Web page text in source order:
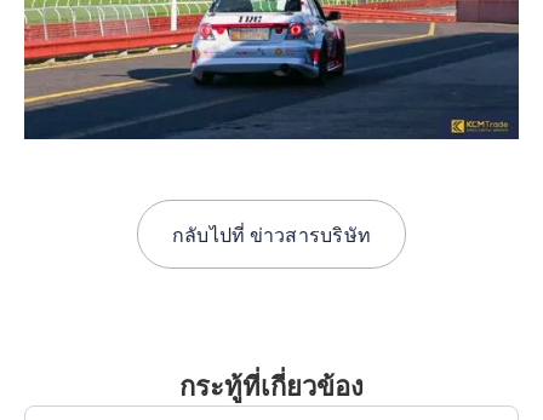
กลับไปที่ ข่าวสารบริษัท
กระทู้ที่เกี่ยวข้อง